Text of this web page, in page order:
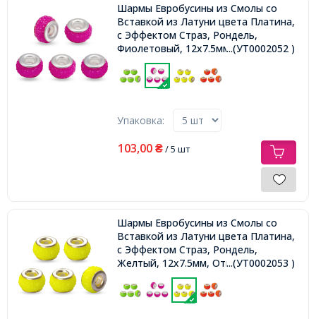
Шармы Евробусины из Смолы со
Вставкой из Латуни цвета Платина,
с Эффектом Страз, Рондель,
Фиолетовый, 12х7.5мм, Отверстие
4.5мм,
...(УТ0002052 )
Упаковка:
103,00 ₴/ 5 шт
Шармы Евробусины из Смолы со
Вставкой из Латуни цвета Платина,
с Эффектом Страз, Рондель,
Желтый, 12х7.5мм, Отверстие
...(УТ0002053 )